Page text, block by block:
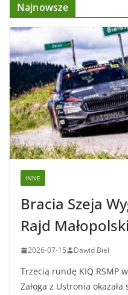
Najnowsze
INNE
Bracia Szeja
Rajd Małopolski
2026-07-15 Dawid Biel
Trzecią rundę KIQ RSMP
Załoga z Ustronia